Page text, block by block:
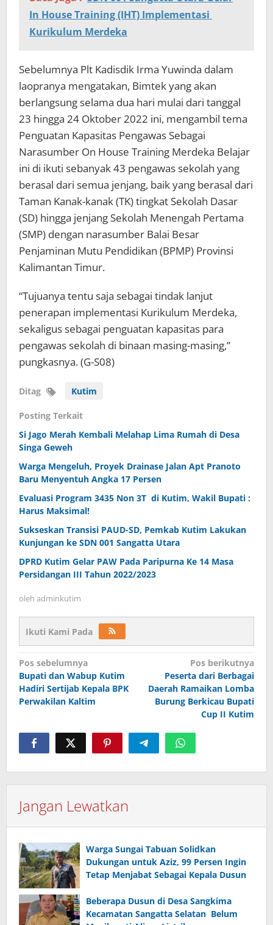
In House Training (IHT) Implementasi
Kurikulum Merdeka
Sebelumnya Plt Kadisdik Irma Yuwinda dalam
laopranya mengatakan, Bimtek yang akan
berlangsung selama dua hari mulai dari tanggal
23 hingga 24 Oktober 2022 ini, mengambil tema
Penguatan Kapasitas Pengawas Sebagai
Narasumber On House Training Merdeka Belajar
ini di ikuti sebanyak 43 pengawas sekolah yang
berasal dari semua jenjang, baik yang berasal dari
Taman Kanak-kanak (TK) tingkat Sekolah Dasar
(SD) hingga jenjang Sekolah Menengah Pertama
(SMP) dengan narasumber Balai Besar
Penjaminan Mutu Pendidikan (BPMP) Provinsi
Kalimantan Timur.
“Tujuanya tentu saja sebagai tindak lanjut
penerapan implementasi Kurikulum Merdeka,
sekaligus sebagai penguatan kapasitas para
pengawas sekolah di binaan masing-masing,”
pungkasnya. (G-S08)
Ditag Kutim
Posting Terkait
Si Jago Merah Kembali Melahap Lima Rumah di Desa
Singa Geweh
Warga Mengeluh, Proyek Drainase Jalan Apt Pranoto
Baru Menyentuh Angka 17 Persen
Evaluasi Program 3435 Non 3T di Kutim, Wakil Bupati :
Harus Maksimal!
Sukseskan Transisi PAUD-SD, Pemkab Kutim Lakukan
Kunjungan ke SDN 001 Sangatta Utara
DPRD Kutim Gelar PAW Pada Paripurna Ke 14 Masa
Persidangan III Tahun 2022/2023
oleh adminkutim
Ikuti Kami Pada
Navigasi
pos
Pos sebelumnya
Bupati dan Wabup Kutim
Hadiri Sertijab Kepala BPK
Perwakilan Kaltim
Pos berikutnya
Peserta dari Berbagai
Daerah Ramaikan Lomba
Burung Berkicau Bupati
Cup II Kutim
Jangan Lewatkan
Warga Sungai Tabuan Solidkan
Dukungan untuk Aziz, 99 Persen Ingin
Tetap Menjabat Sebagai Kepala Dusun
Beberapa Dusun di Desa Sangkima
Kecamatan Sangatta Selatan Belum